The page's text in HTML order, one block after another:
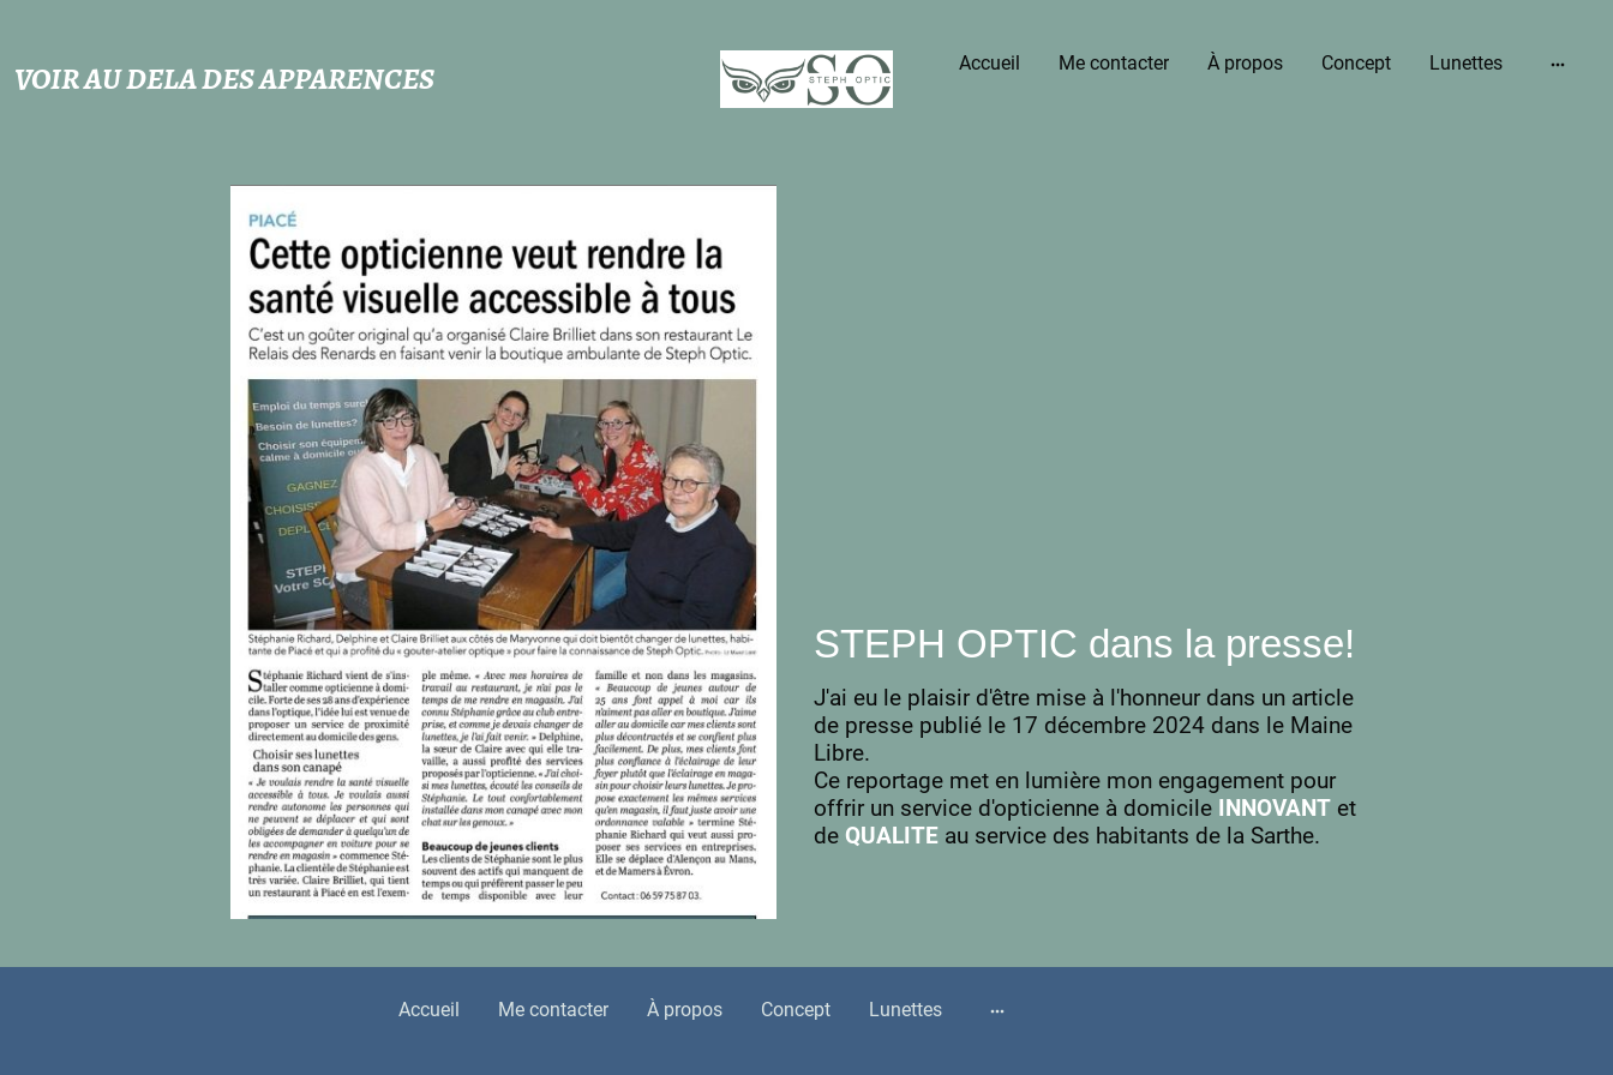
VOIR AU DELA DES APPARENCES Accueil Me contacter À propos Concept Lunettes
STEPH OPTIC dans la presse!
J'ai eu le plaisir d'être mise à l'honneur dans un article
de presse publié le 17 décembre 2024 dans le Maine
Libre.
Ce reportage met en lumière mon engagement pour
offrir un service d'opticienne à domicile INNOVANT et
de QUALITE au service des habitants de la Sarthe.
Accueil Me contacter À propos Concept Lunettes